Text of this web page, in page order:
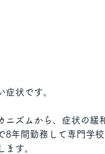
状です。
ニズムから、症状の緩
8年間勤務して専門学校
ます